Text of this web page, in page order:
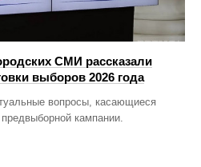
СМИ рассказали
выборов 2026 года
вопросы, касающиеся
кампании.